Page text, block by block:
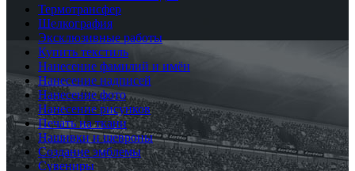
Термотрансфер
Шелкография
Эксклюзивные работы
Купить текстиль
Нанесение фамилий и имён
Нанесение надписей
Нанесение фото
Нанесение рисунков
Печать на ткани
Нашивки и шевроны
Создание эмблемы
Сувениры